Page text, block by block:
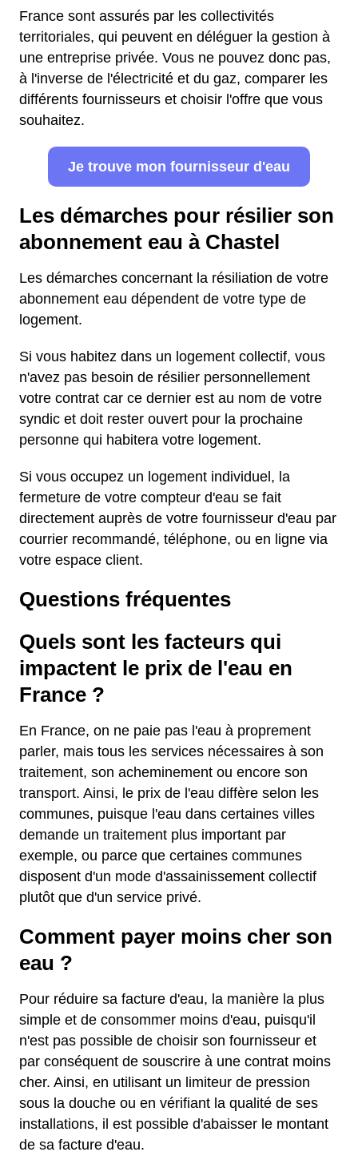
France sont assurés par les collectivités
territoriales, qui peuvent en déléguer la gestion à
une entreprise privée. Vous ne pouvez donc pas,
à l'inverse de l'électricité et du gaz, comparer les
différents fournisseurs et choisir l'offre que vous
souhaitez.
Je trouve mon fournisseur d'eau
Les démarches pour résilier son
abonnement eau à Chastel
Les démarches concernant la résiliation de votre
abonnement eau dépendent de votre type de
logement.
Si vous habitez dans un logement collectif, vous
n'avez pas besoin de résilier personnellement
votre contrat car ce dernier est au nom de votre
syndic et doit rester ouvert pour la prochaine
personne qui habitera votre logement.
Si vous occupez un logement individuel, la
fermeture de votre compteur d'eau se fait
directement auprès de votre fournisseur d'eau par
courrier recommandé, téléphone, ou en ligne via
votre espace client.
Questions fréquentes
Quels sont les facteurs qui
impactent le prix de l'eau en
France ?
En France, on ne paie pas l'eau à proprement
parler, mais tous les services nécessaires à son
traitement, son acheminement ou encore son
transport. Ainsi, le prix de l'eau diffère selon les
communes, puisque l'eau dans certaines villes
demande un traitement plus important par
exemple, ou parce que certaines communes
disposent d'un mode d'assainissement collectif
plutôt que d'un service privé.
Comment payer moins cher son
eau ?
Pour réduire sa facture d'eau, la manière la plus
simple et de consommer moins d'eau, puisqu'il
n'est pas possible de choisir son fournisseur et
par conséquent de souscrire à une contrat moins
cher. Ainsi, en utilisant un limiteur de pression
sous la douche ou en vérifiant la qualité de ses
installations, il est possible d'abaisser le montant
de sa facture d'eau.